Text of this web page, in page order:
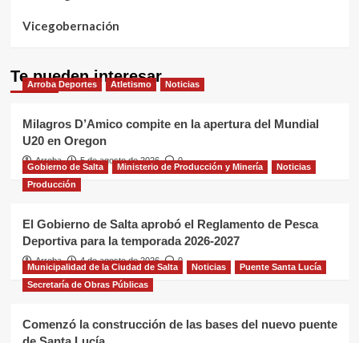
Vicegobernación
Te pueden interesar
Arroba Deportes Atletismo Noticias
Milagros D’Amico compite en la apertura del Mundial
U20 en Oregon
Arroba 5 de agosto de 2026 0
Gobierno de Salta Ministerio de Producción y Minería
Noticias
Producción
El Gobierno de Salta aprobó el Reglamento de Pesca
Deportiva para la temporada 2026-2027
Arroba 4 de agosto de 2026 0
Municipalidad de la Ciudad de Salta Noticias
Puente Santa Lucía
Secretaría de Obras Públicas
Comenzó la construcción de las bases del nuevo puente